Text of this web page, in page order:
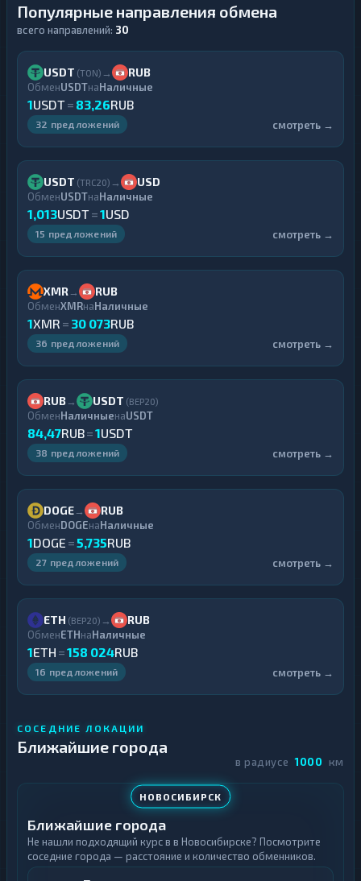
Популярные направления обмена
всего направлений: 30
USDT (TON) → RUB
ОбменUSDTнаНаличные
1USDT= 83,26RUB
32 предложений смотреть →
USDT (TRC20) → USD
ОбменUSDTнаНаличные
1,013USDT=1USD
15 предложений смотреть →
XMR → RUB
ОбменXMRнаНаличные
1XMR = 30 073RUB
36 предложений смотреть →
RUB→ USDT (BEP20)
ОбменНаличныенаUSDT
84,47RUB=1USDT
38 предложений смотреть →
DOGE→ RUB
ОбменDOGEнаНаличные
1DOGE =5,735RUB
27 предложений смотреть →
ETH (BEP20) → RUB
ОбменETHнаНаличные
1ETH =158 024RUB
16 предложений смотреть →
СОСЕДНИЕ ЛОКАЦИИ
Ближайшие города
в радиусе 1000 км
Ближайшие города
Не нашли подходящий курс в в Новосибирске? Посмотрите
соседние города — расстояние и количество обменников.
НОВОСИБИРСК